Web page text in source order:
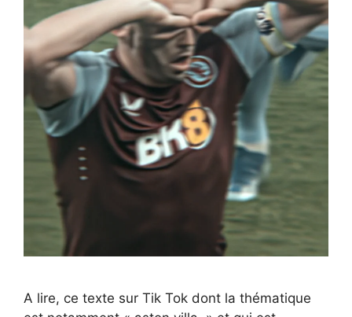
A lire, ce texte sur Tik Tok dont la thématique